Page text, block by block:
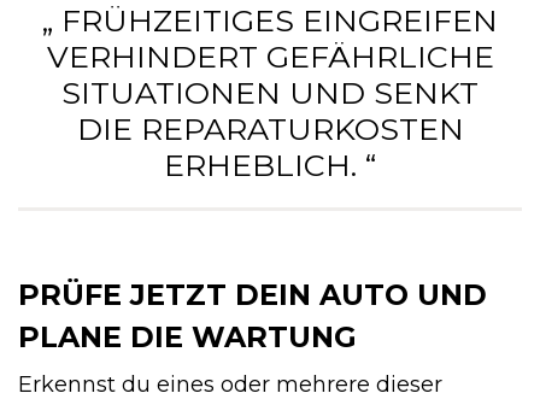
„ FRÜHZEITIGES EINGREIFEN
VERHINDERT GEFÄHRLICHE
SITUATIONEN UND SENKT
DIE REPARATURKOSTEN
ERHEBLICH. “
PRÜFE JETZT DEIN AUTO UND
PLANE DIE WARTUNG
Erkennst du eines oder mehrere dieser